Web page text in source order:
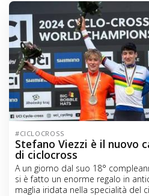
#CICLOCROSS
Stefano Viezzi è il nuovo
di ciclocross
A un giorno dal suo 18°
si è fatto un enorme regalo in
maglia iridata nella specialità del